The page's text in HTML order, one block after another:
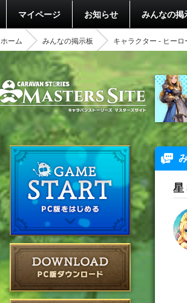
マイページ お知らせ みんなの掲
ホーム みんなの掲示板 キャラクター - ヒーロ
星